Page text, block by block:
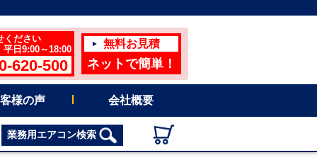
ください
日9:00～18:00
620-500
無料お見積
ネットで簡単！
様の声 会社概要
業務用エアコン検索